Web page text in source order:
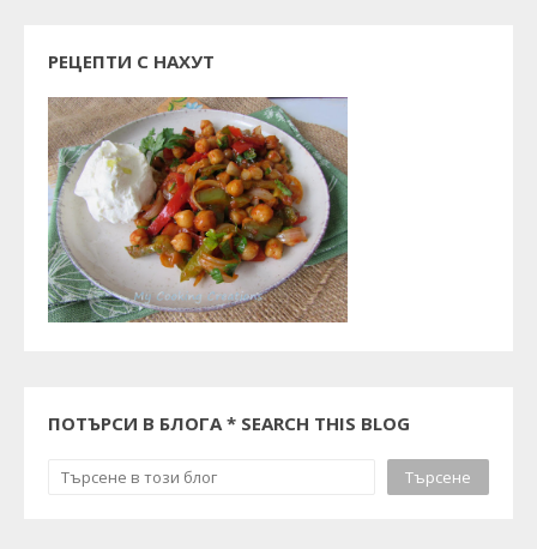
РЕЦЕПТИ С НАХУТ
ПОТЪРСИ В БЛОГА * SEARCH THIS BLOG